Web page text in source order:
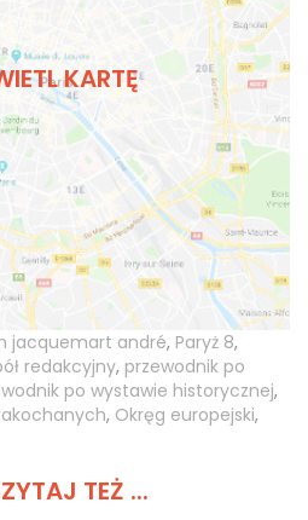
KARTĘ
jacquemart andré, Paryż 8,
redakcyjny, przewodnik po
po wystawie historycznej,
, Okręg europejski,
TEŻ ...